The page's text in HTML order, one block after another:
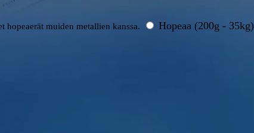
hopeaerät muiden metallien kanssa. Hopeaa (200g - 35kg)